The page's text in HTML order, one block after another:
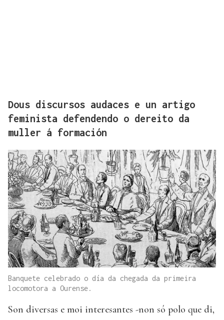
Dous discursos audaces e un artigo
feminista defendendo o dereito da
muller á formación
Banquete celebrado o día da chegada da primeira
locomotora a Ourense.
Son diversas e moi interesantes -non só polo que di,